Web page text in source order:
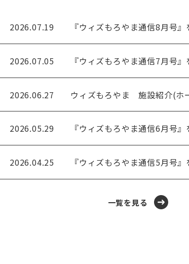
2026.07.19 『ウィズもろやま通信8月号
2026.07.05 『ウィズもろやま通信7月号
2026.06.27 ウィズもろやま 施設紹介(ホ
2026.05.29 『ウィズもろやま通信6月号
2026.04.25 『ウィズもろやま通信5月号
一覧を見る